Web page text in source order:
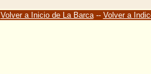
Volver a Inicio de La Barca -- Volver a